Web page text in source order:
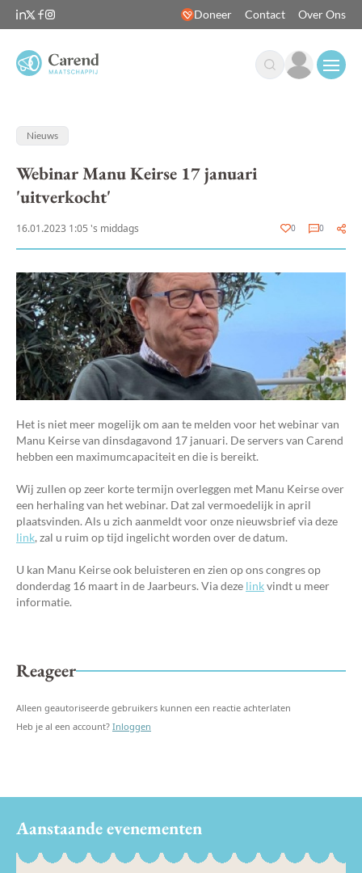
Doneer Contact Over Ons
Nieuws
Webinar Manu Keirse 17 januari
'uitverkocht'
16.01.2023 1:05 's middags 0 0
Het is niet meer mogelijk om aan te melden voor het webinar van
Manu Keirse van dinsdagavond 17 januari. De servers van Carend
hebben een maximumcapaciteit en die is bereikt.
Wij zullen op zeer korte termijn overleggen met Manu Keirse over
een herhaling van het webinar. Dat zal vermoedelijk in april
plaatsvinden. Als u zich aanmeldt voor onze nieuwsbrief via deze
link, zal u ruim op tijd ingelicht worden over de datum.
U kan Manu Keirse ook beluisteren en zien op ons congres op
donderdag 16 maart in de Jaarbeurs. Via deze linkvindt u meer
informatie.
Reageer
Alleen geautoriseerde gebruikers kunnen een reactie achterlaten
Heb je al een account? Inloggen
Aanstaande evenementen